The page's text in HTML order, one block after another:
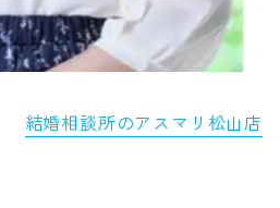
結婚相談所のアスマリ松山店